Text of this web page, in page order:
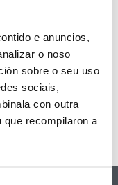
e anuncios,
o noso
sobre o seu uso
sociais,
con outra
que recompilaron a
monográficas
siguiente › última »